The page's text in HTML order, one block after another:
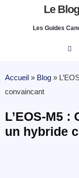
Le
Les Guides
Accueil » Blog »
convaincant
L’EOS-M5
un hybride